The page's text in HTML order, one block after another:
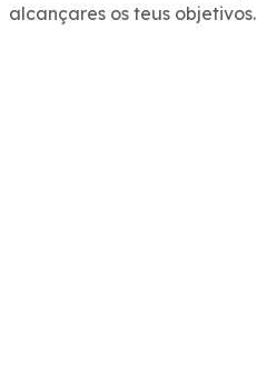
alcançares os teus objetivos.